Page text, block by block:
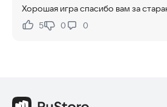
Хорошая игра спасибо вам за
Нравится:
5Не нравится:
0 0